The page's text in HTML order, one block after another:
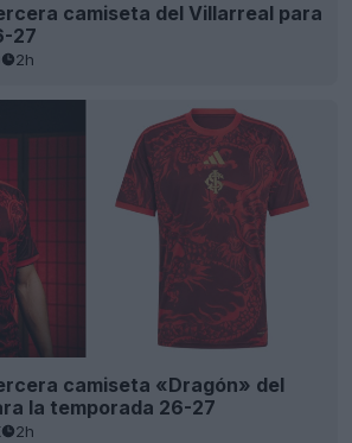
camiseta del Villarreal para
27
2h
camiseta «Dragón» del
la temporada 26-27
2h